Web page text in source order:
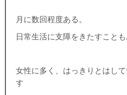
月に数回程度ある。
日常生活に支障をきたすことも
女性に多く、はっきりとはし
す